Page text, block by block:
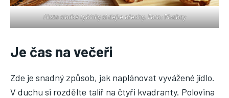
Místo sladké tyčinky si dejte ořechy. Foto: Pixabay
Je čas na večeři
Zde je snadný způsob, jak naplánovat vyvážené jídlo.
V duchu si rozdělte talíř na čtyři kvadranty. Polovina